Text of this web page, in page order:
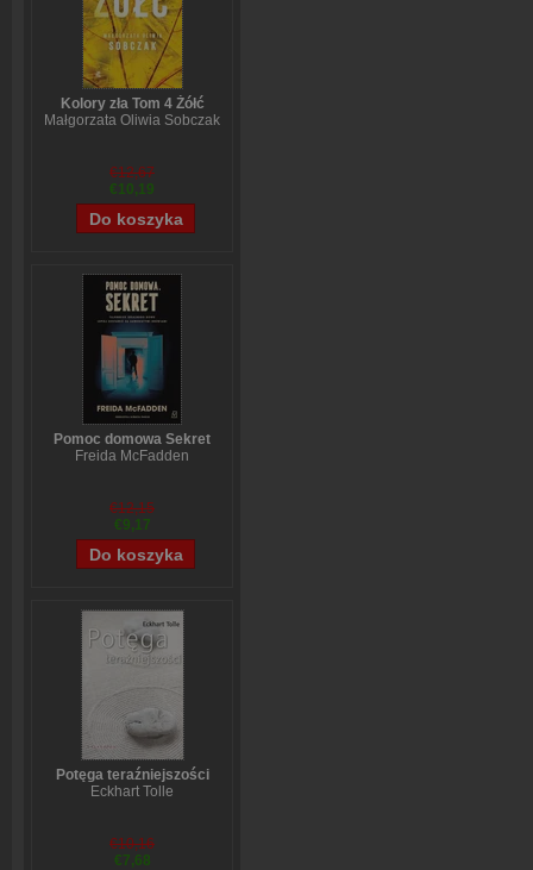
Kolory zła Tom 4 Żółć
Małgorzata Oliwia Sobczak
€12,67
€10,19
Pomoc domowa Sekret
Freida McFadden
€12,15
€9,17
Potęga teraźniejszości
Eckhart Tolle
€10,16
€7,68